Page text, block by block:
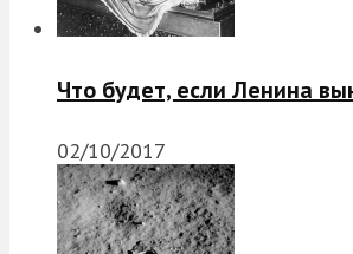
Что будет, если Ленина
02/10/2017